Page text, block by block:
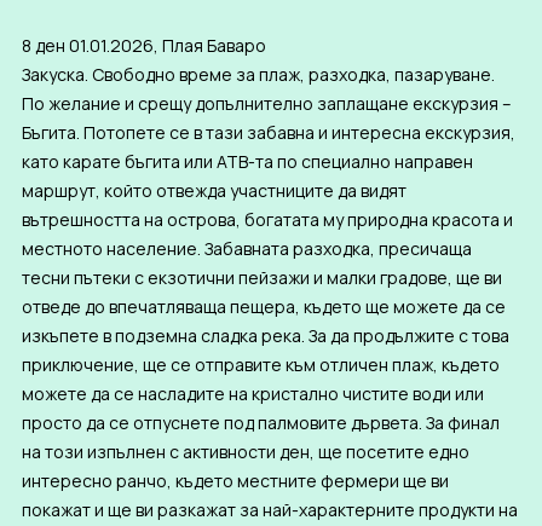
8 ден 01.01.2026, Плая Баваро
Закуска. Свободно време за плаж, разходка, пазаруване.
По желание и срещу допълнително заплащане екскурзия –
Бъгита. Потопете се в тази забавна и интересна екскурзия,
като карате бъгита или АТВ-та по специално направен
маршрут, който отвежда участниците да видят
вътрешността на острова, богатата му природна красота и
местното население. Забавната разходка, пресичаща
тесни пътеки с екзотични пейзажи и малки градове, ще ви
отведе до впечатляваща пещера, където ще можете да се
изкъпете в подземна сладка река. За да продължите с това
приключение, ще се отправите към отличен плаж, където
можете да се насладите на кристално чистите води или
просто да се отпуснете под палмовите дървета. За финал
на този изпълнен с активности ден, ще посетите едно
интересно ранчо, където местните фермери ще ви
покажат и ще ви разкажат за най-характерните продукти на